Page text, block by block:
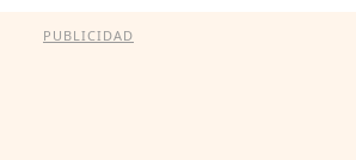
PUBLICIDAD